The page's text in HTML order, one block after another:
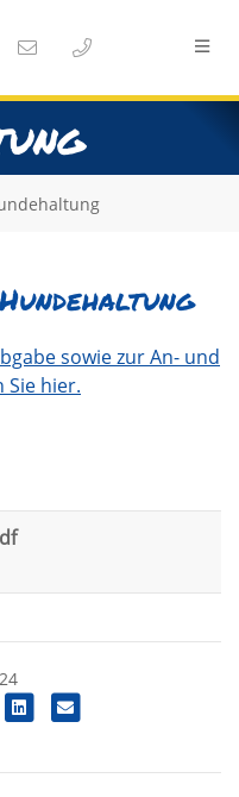
sowie zur An- und
Sie hier.